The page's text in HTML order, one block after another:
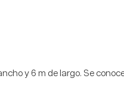
y 6 m de largo. Se